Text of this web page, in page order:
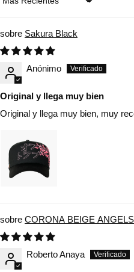
Sort by
Sakura Black
Anónimo
Original y llega muy bien
Original y llega muy bien, muy
CORONA BEIGE ANGELS
Roberto Anaya